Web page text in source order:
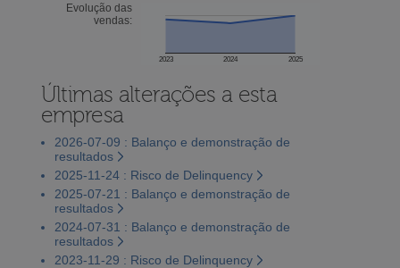
Evolução das
vendas:
2023 2024 2025
Últimas alterações a esta
empresa
2026-07-09 : Balanço e demonstração de
resultados
2025-11-24 : Risco de Delinquency
2025-07-21 : Balanço e demonstração de
resultados
2024-07-31 : Balanço e demonstração de
resultados
2023-11-29 : Risco de Delinquency